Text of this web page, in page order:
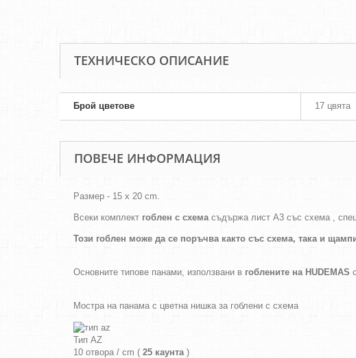
ТЕХНИЧЕСКО ОПИСАНИЕ
Брой цветове 17 цвята
ПОВЕЧЕ ИНФОРМАЦИЯ
Размер - 15 x 20 cm.
Всеки комплект гоблен с схемасъдържа лист А3 със схема ,
Този гоблен може да се поръчва както със схема, така и
Основните типове панами, използвани в гоблените на HUDEMAS
Мостра на панама с цветна нишка за гоблени с схема
Тип AZ
10 отвора / cm ( 25 каунта )